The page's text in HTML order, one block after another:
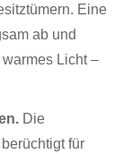
Eine
ab und
Licht –
Die
für